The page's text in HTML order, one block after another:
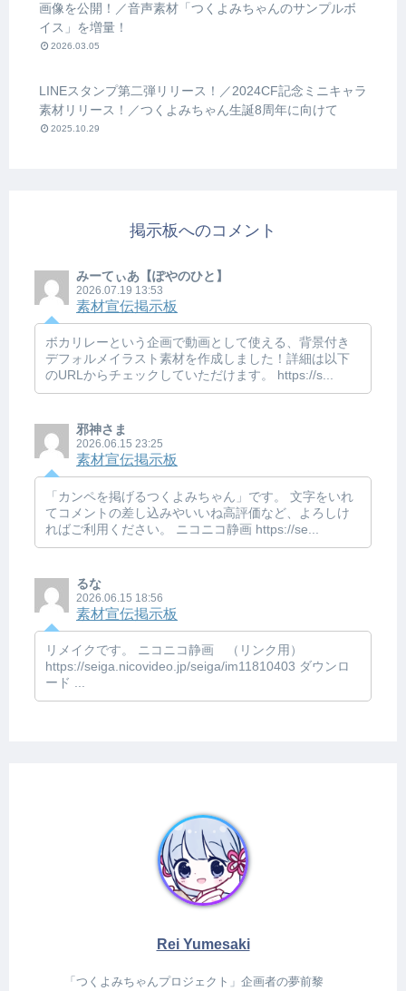
画像を公開！／音声素材「つくよみちゃんのサンプルボ
イス」を増量！
2026.03.05
LINEスタンプ第二弾リリース！／2024CF記念ミニキャラ
素材リリース！／つくよみちゃん生誕8周年に向けて
2025.10.29
掲示板へのコメント
みーてぃあ【ぽやのひと】
2026.07.19 13:53
素材宣伝掲示板
ボカリレーという企画で動画として使える、背景付き
デフォルメイラスト素材を作成しました！詳細は以下
のURLからチェックしていただけます。 https://s...
邪神さま
2026.06.15 23:25
素材宣伝掲示板
「カンペを掲げるつくよみちゃん」です。 文字をいれ
てコメントの差し込みやいいね高評価など、よろしけ
ればご利用ください。 ニコニコ静画 https://se...
るな
2026.06.15 18:56
素材宣伝掲示板
リメイクです。 ニコニコ静画 （リンク用）
https://seiga.nicovideo.jp/seiga/im11810403 ダウンロ
ード ...
Rei Yumesaki
「つくよみちゃんプロジェクト」企画者の夢前黎